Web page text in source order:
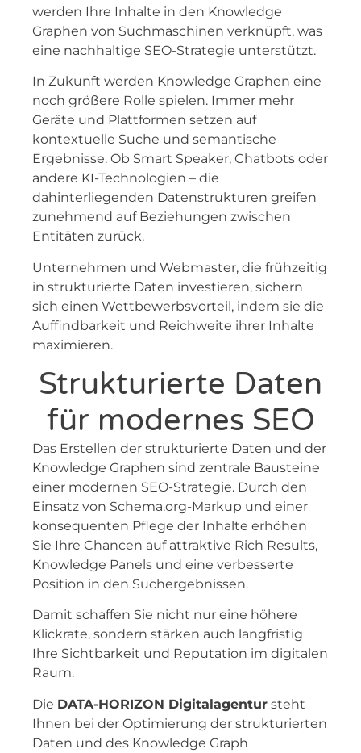
werden Ihre Inhalte in den Knowledge
Graphen von Suchmaschinen verknüpft, was
eine nachhaltige SEO-Strategie unterstützt.
In Zukunft werden Knowledge Graphen eine
noch größere Rolle spielen. Immer mehr
Geräte und Plattformen setzen auf
kontextuelle Suche und semantische
Ergebnisse. Ob Smart Speaker, Chatbots oder
andere KI-Technologien – die
dahinterliegenden Datenstrukturen greifen
zunehmend auf Beziehungen zwischen
Entitäten zurück.
Unternehmen und Webmaster, die frühzeitig
in strukturierte Daten investieren, sichern
sich einen Wettbewerbsvorteil, indem sie die
Auffindbarkeit und Reichweite ihrer Inhalte
maximieren.
Strukturierte Daten
für modernes SEO
Das Erstellen der strukturierte Daten und der
Knowledge Graphen sind zentrale Bausteine
einer modernen SEO-Strategie. Durch den
Einsatz von Schema.org-Markup und einer
konsequenten Pflege der Inhalte erhöhen
Sie Ihre Chancen auf attraktive Rich Results,
Knowledge Panels und eine verbesserte
Position in den Suchergebnissen.
Damit schaffen Sie nicht nur eine höhere
Klickrate, sondern stärken auch langfristig
Ihre Sichtbarkeit und Reputation im digitalen
Raum.
Die DATA-HORIZON Digitalagentur steht
Ihnen bei der Optimierung der strukturierten
Daten und des Knowledge Graph